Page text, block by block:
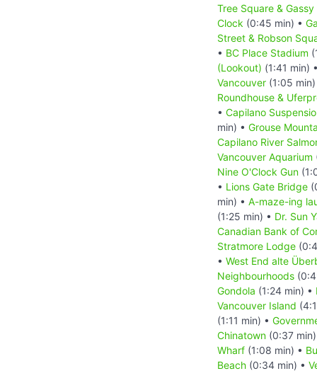
Tree Square &
Clock (0:45 min) •
Street & Robson
• BC Place Stadium
(Lookout) (1:41 min)
Vancouver (1:05
Roundhouse &
• Capilano
min) • Grouse
Capilano River
Vancouver Aquarium
Nine O'Clock Gun
• Lions Gate Bridge
min) • A-maze-ing
(1:25 min) • Dr. Sun
Canadian Bank of
Stratmore Lodge
• West End alte
Neighbourhoods
Gondola (1:24 min) •
Vancouver Island
(1:11 min) •
Chinatown (0:37
Wharf (1:08 min) •
Beach (0:34 min) •